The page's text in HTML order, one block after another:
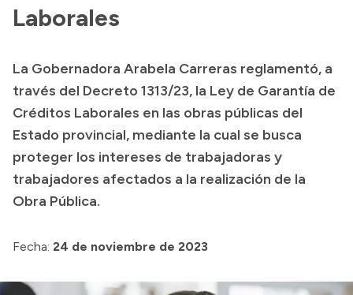
Transparencia
Compras y licitaciones
Consulta de expedientes
Consulta de pago a proveedores
Convocatorias
Intranet
Laborales
La Gobernadora Arabela Carreras reglamentó, a
través del Decreto 1313/23, la Ley de Garantía de
Créditos Laborales en las obras públicas del
Estado provincial, mediante la cual se busca
proteger los intereses de trabajadoras y
trabajadores afectados a la realización de la
Obra Pública.
Fecha: 24 de noviembre de 2023